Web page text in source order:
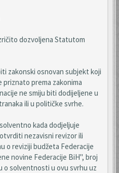
dozvoljena Statutom
zakonski osnovan subjekt koji
priznato prema zakonima
ne smiju biti dodijeljene u
ili u političke svrhe.
kada dodjeljuje
nezavisni revizor ili
o reviziji budžeta Federacije
novine Federacije BiH", broj
o solventnosti u ovu svrhu uz